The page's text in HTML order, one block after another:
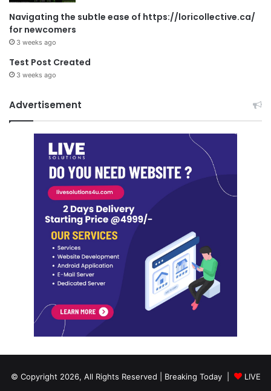
Navigating the subtle ease of https://loricollective.ca/
for newcomers
3 weeks ago
Test Post Created
3 weeks ago
Advertisement
© Copyright 2026, All Rights Reserved | Breaking Today |
LIVE